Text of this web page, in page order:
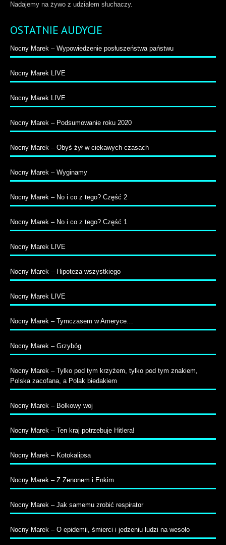
Nadajemy na żywo z udziałem słuchaczy.
OSTATNIE AUDYCJE
Nocny Marek – Wypowiedzenie posłuszeństwa państwu
Nocny Marek LIVE
Nocny Marek LIVE
Nocny Marek – Podsumowanie roku 2020
Nocny Marek – Obyś żył w ciekawych czasach
Nocny Marek – Wyginamy
Nocny Marek – No i co z tego? Część 2
Nocny Marek – No i co z tego? Część 1
Nocny Marek LIVE
Nocny Marek – Hipoteza wszystkiego
Nocny Marek LIVE
Nocny Marek – Tymczasem w Ameryce…
Nocny Marek – Grzybóg
Nocny Marek – Tylko pod tym krzyżem, tylko pod tym znakiem,
Polska zacofana, a Polak biedakiem
Nocny Marek – Bolkowy woj
Nocny Marek – Ten kraj potrzebuje Hitlera!
Nocny Marek – Kotokalipsa
Nocny Marek – Z Zenonem i Enkim
Nocny Marek – Jak samemu zrobić respirator
Nocny Marek – O epidemii, śmierci i jedzeniu ludzi na wesoło